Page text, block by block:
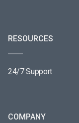
RESOURCES
24/7 Support
COMPANY